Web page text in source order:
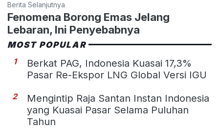
Berita Selanjutnya
Fenomena Borong Emas Jelang
Lebaran, Ini Penyebabnya
MOST POPULAR
1
Berkat PAG, Indonesia Kuasai 17,3%
Pasar Re-Ekspor LNG Global Versi IGU
2
Mengintip Raja Santan Instan Indonesia
yang Kuasai Pasar Selama Puluhan
Tahun